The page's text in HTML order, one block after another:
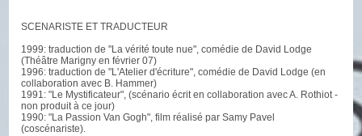
SCENARISTE ET TRADUCTEUR
1999: traduction de "La vérité toute nue", comédie de David Lodge
(Théâtre Marigny en février 07)
1996: traduction de "L'Atelier d'écriture", comédie de David Lodge (en
collaboration avec B. Hammer)
1991: "Le Mystificateur", (scénario écrit en collaboration avec A. Rothiot -
non produit à ce jour)
1990: "La Passion Van Gogh", film réalisé par Samy Pavel
(coscénariste).